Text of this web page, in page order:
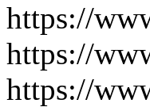
https://
https://
https://